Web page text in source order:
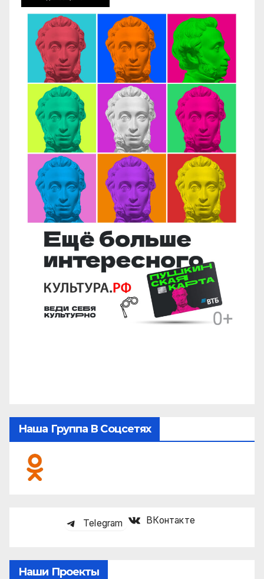
Наша Группа В Соцсетях
Telegram ВКонтакте
Наши Проекты